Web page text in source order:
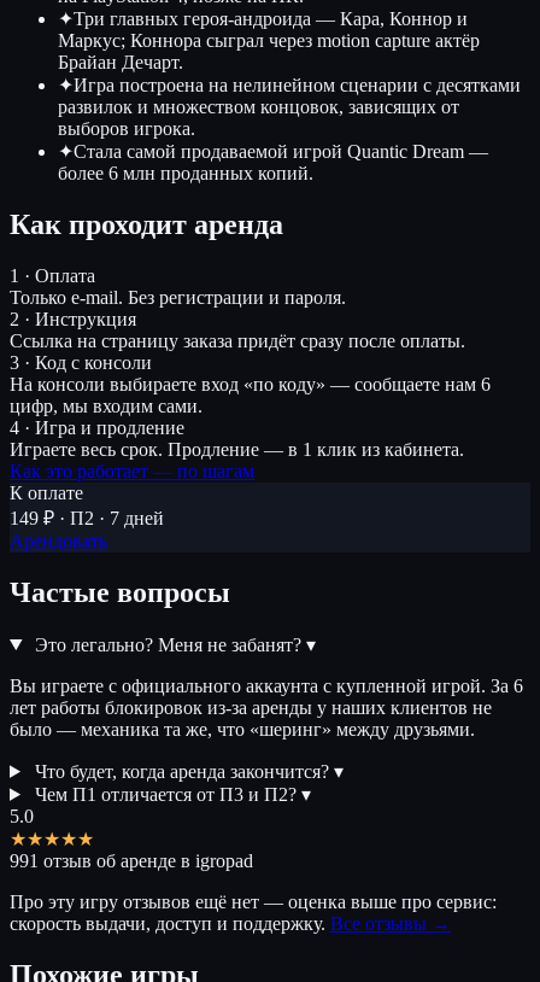
✦Три главных героя-андроида — Кара, Коннор и
Маркус; Коннора сыграл через motion capture актёр
Брайан Дечарт.
✦Игра построена на нелинейном сценарии с десятками
развилок и множеством концовок, зависящих от
выборов игрока.
✦Стала самой продаваемой игрой Quantic Dream —
более 6 млн проданных копий.
Как проходит аренда
1 · Оплата
Только e-mail. Без регистрации и пароля.
2 · Инструкция
Ссылка на страницу заказа придёт сразу после оплаты.
3 · Код с консоли
На консоли выбираете вход «по коду» — сообщаете нам 6
цифр, мы входим сами.
4 · Игра и продление
Играете весь срок. Продление — в 1 клик из кабинета.
Как это работает — по шагам
К оплате
149 ₽ · П2 · 7 дней
Арендовать
Частые вопросы
Это легально? Меня не забанят? ▾
Вы играете с официального аккаунта с купленной игрой. За 6
лет работы блокировок из-за аренды у наших клиентов не
было — механика та же, что «шеринг» между друзьями.
Что будет, когда аренда закончится? ▾
Чем П1 отличается от П3 и П2? ▾
5.0
★★★★★
991 отзыв об аренде в igropad
Про эту игру отзывов ещё нет — оценка выше про сервис:
скорость выдачи, доступ и поддержку. Все отзывы →
Похожие игры